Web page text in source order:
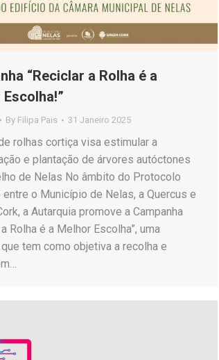
“Reciclar a Rolha é a
By Filipa Pais 31 Janeiro 2025
rolhas cortiça visa estimular a
e plantação de árvores autóctones
de Nelas No âmbito do Protocolo
o Município de Nelas, a Quercus e
a Autarquia promove a Campanha
Rolha é a Melhor Escolha”, uma
tem como objetiva a recolha e